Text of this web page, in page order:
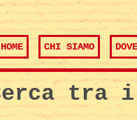
HOME CHI SIAMO
tra